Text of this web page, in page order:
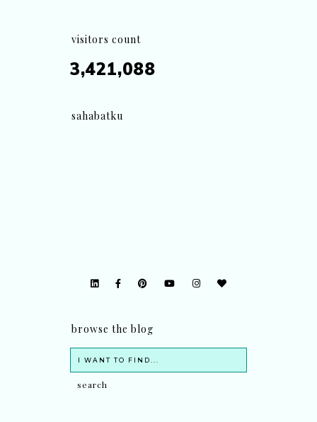
visitors count
3,421,088
sahabatku
browse the blog